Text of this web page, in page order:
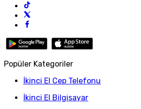
Popüler Kategoriler
İkinci El Cep Telefonu
İkinci El Bilgisayar